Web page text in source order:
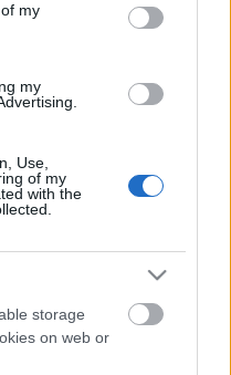
my
my
Use,
of my
with the
storage
on web or
, Állás utca, Menyhért
pub hibridje.
és egy
áll meg a 931-es
tágas, igényes Pub,
pincérekkel. A
és a forgalom